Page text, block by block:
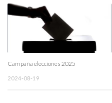
Campaña elecciones 2025
2024-08-19